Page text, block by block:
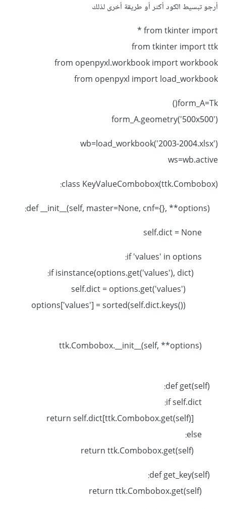
أرجو تبسيط الكود أكثر أو طريقة أخرى لذلك
from tkinter import *
from tkinter import ttk
from openpyxl.workbook import workbook
from openpyxl import load_workbook
form_A=Tk()
form_A.geometry('500x500')
wb=load_workbook('2003-2004.xlsx')
ws=wb.active
class KeyValueCombobox(ttk.Combobox):